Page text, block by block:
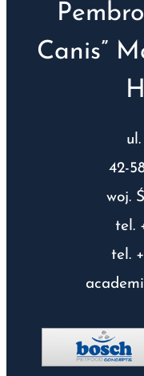
Canis”
42-
woj.
tel.
tel.